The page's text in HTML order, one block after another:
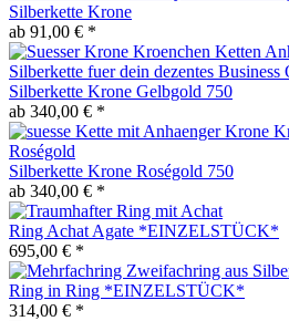
Silberkette Krone
ab 91,00 € *
Silberkette Krone Gelbgold 750
ab 340,00 € *
Silberkette Krone Roségold 750
ab 340,00 € *
Ring Achat Agate *EINZELSTÜCK*
695,00 € *
Ring in Ring *EINZELSTÜCK*
314,00 € *